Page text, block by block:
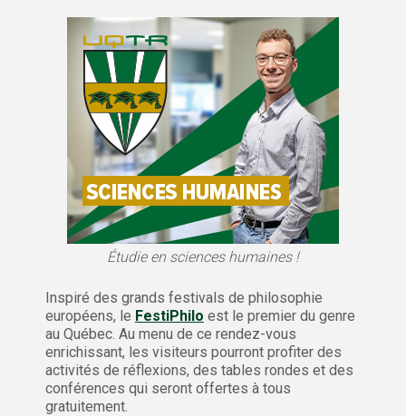
Étudie en sciences humaines !
Inspiré des grands festivals de philosophie
européens, le FestiPhilo est le premier du genre
au Québec. Au menu de ce rendez-vous
enrichissant, les visiteurs pourront profiter des
activités de réflexions, des tables rondes et des
conférences qui seront offertes à tous
gratuitement.